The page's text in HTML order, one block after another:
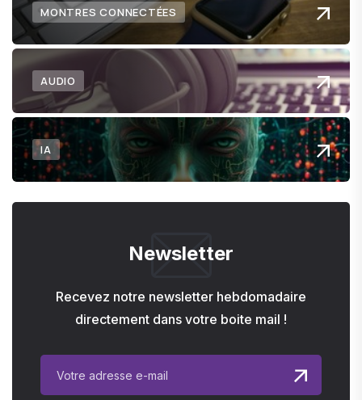
MONTRES CONNECTÉES
AUDIO
IA
Newsletter
Recevez notre newsletter hebdomadaire
directement dans votre boite mail !